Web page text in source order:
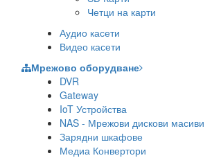
Четци на карти
Аудио касети
Видео касети
Мрежово оборудване
DVR
Gateway
IoT Устройства
NAS - Мрежови дискови масиви
Зарядни шкафове
Медиа Конвертори